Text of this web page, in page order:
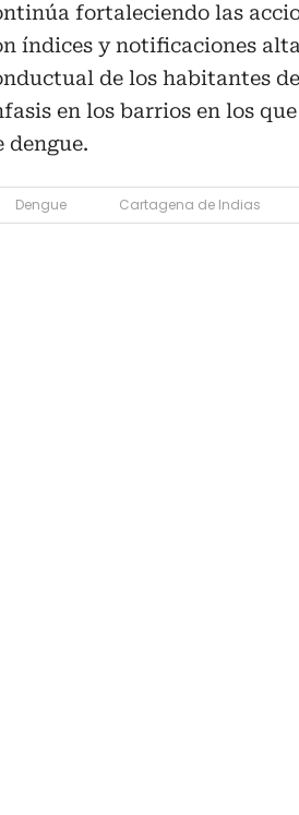
fortaleciendo las
índices y notificaciones
de los habitantes
en los barrios en los
dengue.
Dengue Cartagena de Indias